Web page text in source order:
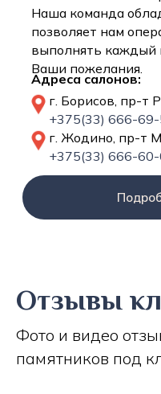
Наша команда
позволяет нам
выполнять каждый
Ваши пожелания.
Адреса салонов:
г. Борисов, пр-т
+375(33) 666-
г. Жодино, пр-т
+375(33) 666-
Отзывы
Фото и видео
памятников под